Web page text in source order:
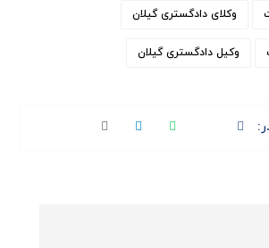
وکلای دادگستری گیلان
وکیل دادگستری گیلان